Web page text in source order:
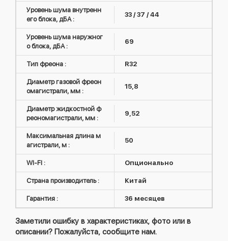
Уровень шума внутренн
его блока, дБА :
33 / 37 / 44
Уровень шума наружног
о блока, дБА :
69
Тип фреона : R32
Диаметр газовой фреон
омагистрали, мм :
15,8
Диаметр жидкостной ф
реономагистрали, мм :
9,52
Максимальная длина м
агистрали, м :
50
WI-FI : Опционально
Страна производитель : Китай
Гарантия : 36 месяцев
Заметили ошибку в характеристиках, фото или в
описании? Пожалуйста, сообщите нам.